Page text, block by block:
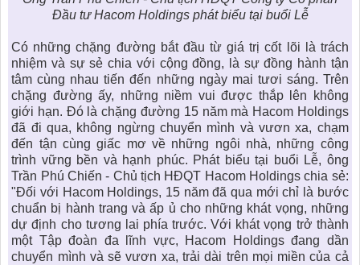
Đầu tư Hacom Holdings phát biểu tại buổi Lễ
Có những chặng đường bắt đầu từ giá trị cốt lõi là trách
nhiệm và sự sẻ chia với cộng đồng, là sự đồng hành tận
tâm cùng nhau tiến đến những ngày mai tươi sáng. Trên
chặng đường ấy, những niềm vui được thắp lên không
giới hạn. Đó là chặng đường 15 năm mà Hacom Holdings
đã đi qua, không ngừng chuyển mình và vươn xa, chạm
đến tận cùng giấc mơ về những ngôi nhà, những công
trình vững bền và hạnh phúc. Phát biểu tại buổi Lễ, ông
Trần Phú Chiến - Chủ tịch HĐQT Hacom Holdings chia sẻ:
"Đối với Hacom Holdings, 15 năm đã qua mới chỉ là bước
chuẩn bị hành trang và ấp ủ cho những khát vọng, những
dự định cho tương lai phía trước. Với khát vọng trở thành
một Tập đoàn đa lĩnh vực, Hacom Holdings đang dần
chuyển mình và sẽ vươn xa, trải dài trên mọi miền của cả